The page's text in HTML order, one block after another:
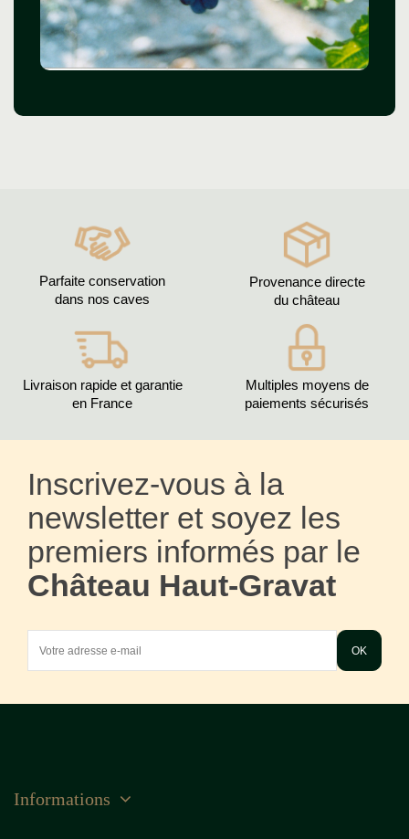
Parfaite conservation
dans nos caves
Provenance directe
du château
Livraison rapide et garantie
en France
Multiples moyens de
paiements sécurisés
Inscrivez-vous à la
newsletter et soyez les
premiers informés par le
Château Haut-Gravat
Informations